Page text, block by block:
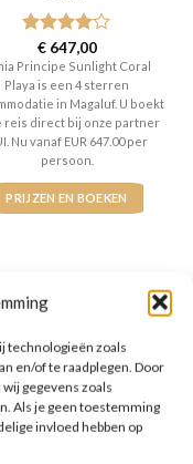
technologieën zoals
en/of te raadplegen. Door
gegevens zoals
Als je geen toestemming
invloed hebben op
Gewaardeerd
4uit 5
€647,00
Principe Sunlight Coral
Playa is een 4 sterren
in Magaluf. U boekt
reis direct bij onze partner
Nu vanaf EUR 647.00 per
persoon.
PRIJZEN EN BOEKEN
ZEGGEN